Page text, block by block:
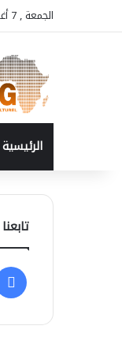
الجمعة , 7 أغسطس 2026
الرئيسية
تابعنا